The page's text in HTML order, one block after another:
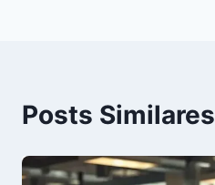
Posts Similares